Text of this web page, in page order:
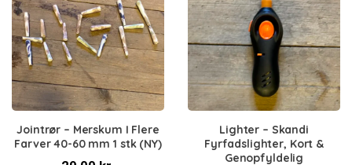
Jointrør – Merskum I Flere
Farver 40-60 mm 1 stk (NY)
Lighter – Skandi
Fyrfadslighter, Kort &
Genopfyldelig